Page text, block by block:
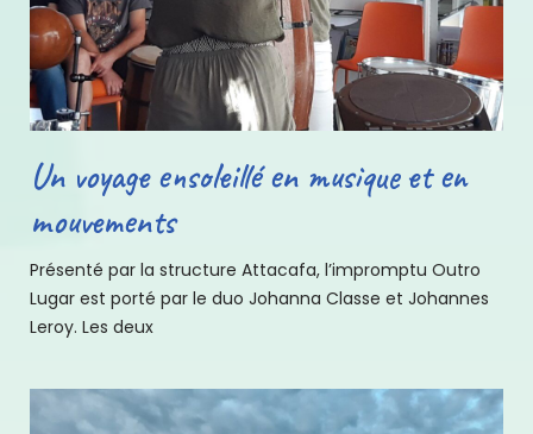
Un voyage ensoleillé en musique et en
mouvements
Présenté par la structure Attacafa, l’impromptu Outro
Lugar est porté par le duo Johanna Classe et Johannes
Leroy. Les deux